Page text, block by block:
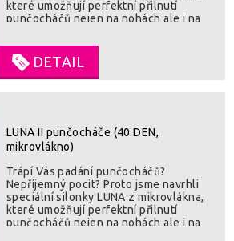
které umožňují perfektní přilnutí
punčocháčů nejen na nohách ale i na
mikrovlákna umožní vaší kůži dýchat.
Všitý klínek v kalhotové části je záruka
pohodlného nošení po celý den. Velmi
odolné proti poškození. SLOŽENÍ : 85%
DETAIL
LUNA II punčocháče (40 DEN,
mikrovlákno)
Trápí Vás padání punčocháčů?
Nepříjemný pocit? Proto jsme navrhli
speciální silonky LUNA z mikrovlákna,
které umožňují perfektní přilnutí
punčocháčů nejen na nohách ale i na